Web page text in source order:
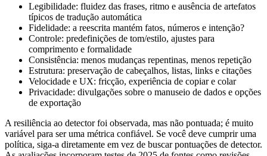
Legibilidade: fluidez das frases, ritmo e ausência de artefatos
típicos de tradução automática
Fidelidade: a reescrita mantém fatos, números e intenção?
Controle: predefinições de tom/estilo, ajustes para
comprimento e formalidade
Consistência: menos mudanças repentinas, menos repetição
Estrutura: preservação de cabeçalhos, listas, links e citações
Velocidade e UX: fricção, experiência de copiar e colar
Privacidade: divulgações sobre o manuseio de dados e opções
de exportação
A resiliência ao detector foi observada, mas não pontuada; é muito
variável para ser uma métrica confiável. Se você deve cumprir uma
política, siga-a diretamente em vez de buscar pontuações de detector.